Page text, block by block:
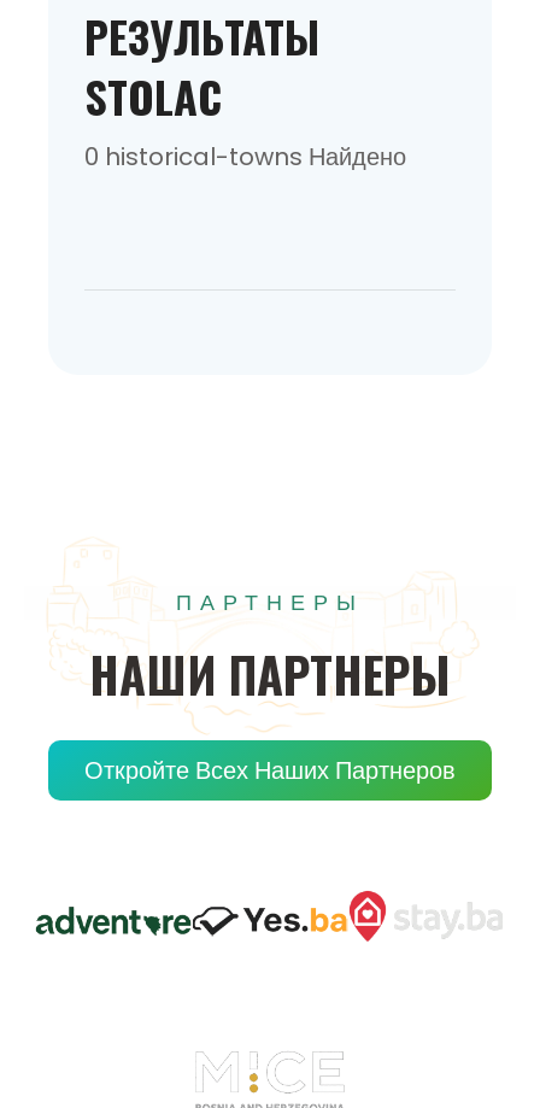
РЕЗУЛЬТАТЫ
STOLAC
0 historical-towns Найдено
ПАРТНЕРЫ
НАШИ ПАРТНЕРЫ
Откройте Всех Наших Партнеров